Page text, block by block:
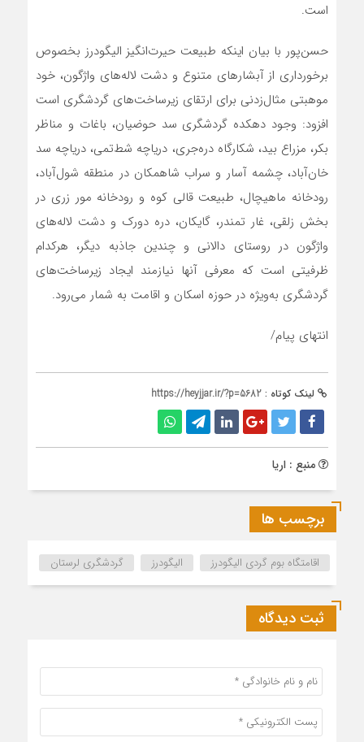
است.
حسن‌پور با بیان اینکه طبیعت حیرت‌انگیز الیگودرز بخصوص
برخورداری از آبشارهای متنوع و دشت لاله‌های واژگون، خود
موهبتی مثال‌زدنی برای ارتقای زیرساخت‌های گردشگری است
افزود: وجود دهکده گردشگری سد حوضیان، باغات و مناظر
بکر، مزراع بید، شکارگاه دره‌جری، دریاچه شط‌تمی، دریاچه سد
خان‌آباد، چشمه آسار و سراب شاهمکان در منطقه شول‌آباد،
رودخانه ماهیچال، طبیعت قالی کوه و رودخانه مور زری در
بخش زلقی، غار تمندر، گایکان، دره دورک و دشت لاله‌های
واژگون در روستای دالانی و چندین جاذبه دیگر، هرکدام
ظرفیتی است که معرفی آنها نیازمند ایجاد زیرساخت‌های
گردشگری به‌ویژه در حوزه اسکان و اقامت به شمار می‌رود.
انتهای پیام/
لینک کوتاه : https://heyjjar.ir/?p=5682
منبع : اریا
برچسب ها
اقامتگاه بوم گردی الیگودرز الیگودرز گردشگری لرستان
ثبت دیدگاه